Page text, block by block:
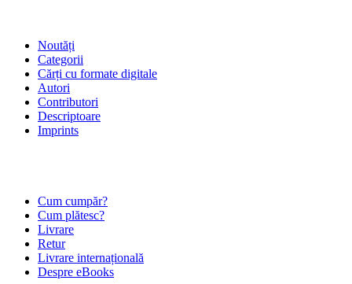
Noutăți
Categorii
Cărți cu formate digitale
Autori
Contributori
Descriptoare
Imprints
Cum cumpăr?
Cum plătesc?
Livrare
Retur
Livrare internațională
Despre eBooks